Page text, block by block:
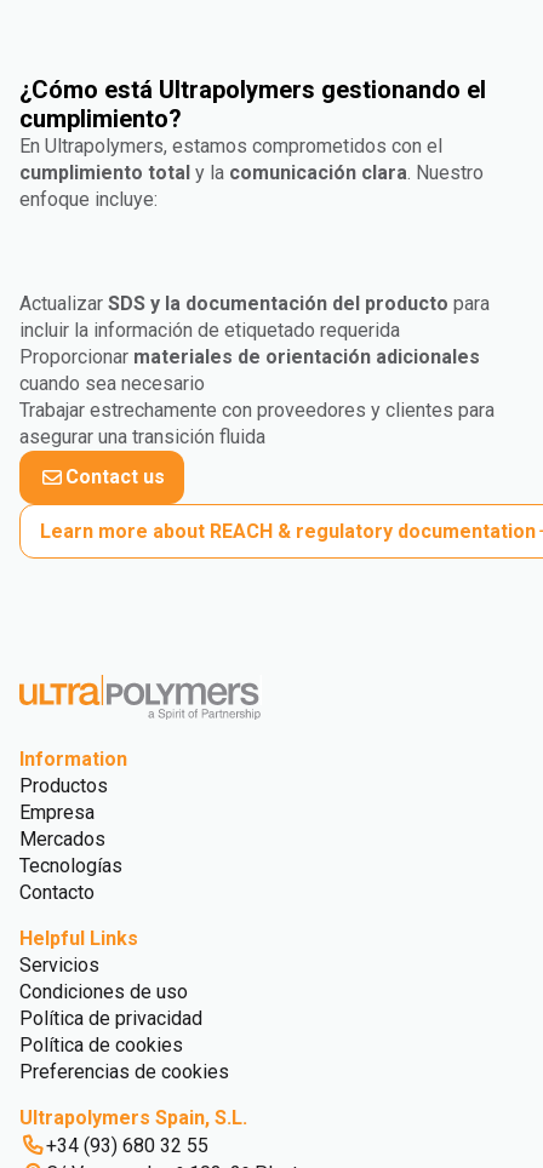
¿Cómo está Ultrapolymers gestionando el
cumplimiento?
En Ultrapolymers, estamos comprometidos con el
cumplimiento total y la comunicación clara. Nuestro
enfoque incluye:
Actualizar SDS y la documentación del producto para
incluir la información de etiquetado requerida
Proporcionar materiales de orientación adicionales
cuando sea necesario
Trabajar estrechamente con proveedores y clientes para
asegurar una transición fluida
Contact us
Learn more about REACH & regulatory documentation
Information
Productos
Empresa
Mercados
Tecnologías
Contacto
Helpful Links
Servicios
Condiciones de uso
Política de privacidad
Política de cookies
Preferencias de cookies
Ultrapolymers Spain, S.L.
+34 (93) 680 32 55